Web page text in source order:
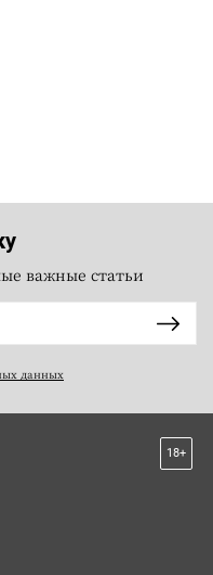
важные статьи
данных
18+